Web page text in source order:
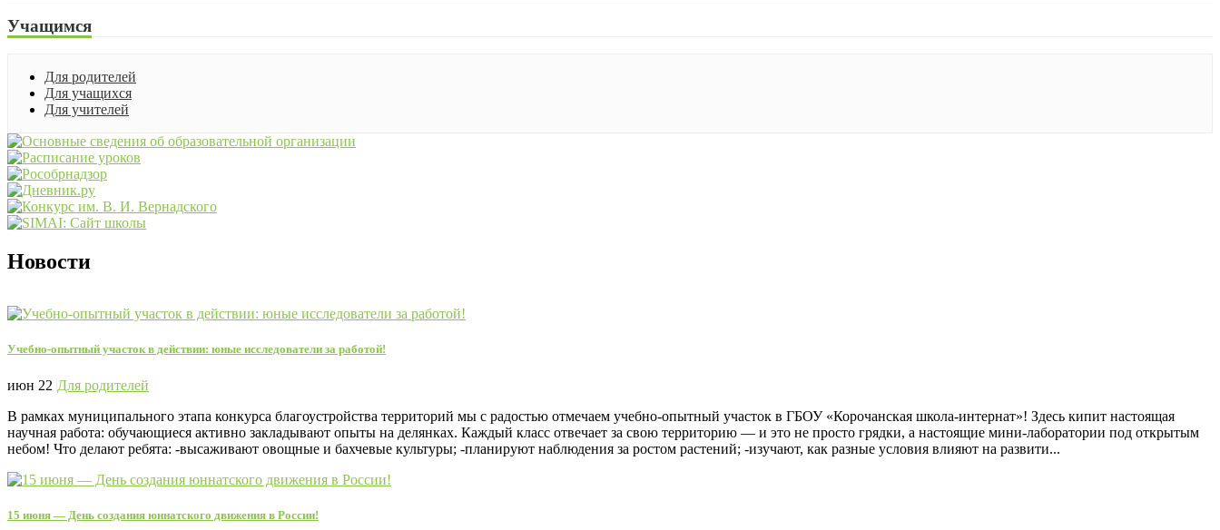
Учащимся
Для родителей
Для учащихся
Для учителей
Новости
Учебно‑опытный участок в действии: юные исследователи за работой!
июн 22 Для родителей
В рамках муниципального этапа конкурса благоустройства территорий мы с радостью отмечаем учебно‑опытный участок в ГБОУ «Корочанская школа‑интернат»! Здесь кипит настоящая
научная работа: обучающиеся активно закладывают опыты на делянках. Каждый класс отвечает за свою территорию — и это не просто грядки, а настоящие мини‑лаборатории под открытым
небом! Что делают ребята: -высаживают овощные и бахчевые культуры; -планируют наблюдения за ростом растений; -изучают, как разные условия влияют на развити...
15 июня — День создания юннатского движения в России!